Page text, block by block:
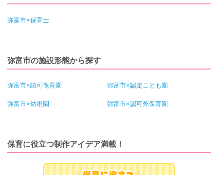
弥富市×保育士
弥富市の施設形態から探す
弥富市×認可保育園 弥富市×認定こども園
弥富市×幼稚園 弥富市×認可外保育園
保育に役立つ制作アイデア満載！